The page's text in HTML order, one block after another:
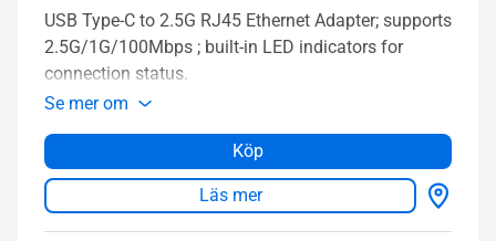
USB Type-C to 2.5G RJ45 Ethernet Adapter; supports
2.5G/1G/100Mbps ; built-in LED indicators for
connection status.
Se mer om
Köp
Läs mer